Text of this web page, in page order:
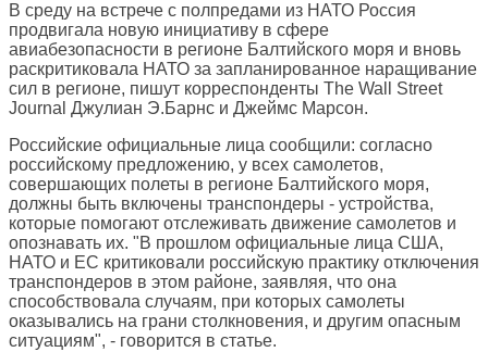
В среду на встрече с полпредами из НАТО Россия
продвигала новую инициативу в сфере
авиабезопасности в регионе Балтийского моря и вновь
раскритиковала НАТО за запланированное наращивание
сил в регионе, пишут корреспонденты The Wall Street
Journal Джулиан Э.Барнс и Джеймс Марсон.
Российские официальные лица сообщили: согласно
российскому предложению, у всех самолетов,
совершающих полеты в регионе Балтийского моря,
должны быть включены транспондеры - устройства,
которые помогают отслеживать движение самолетов и
опознавать их. "В прошлом официальные лица США,
НАТО и ЕС критиковали российскую практику отключения
транспондеров в этом районе, заявляя, что она
способствовала случаям, при которых самолеты
оказывались на грани столкновения, и другим опасным
ситуациям", - говорится в статье.